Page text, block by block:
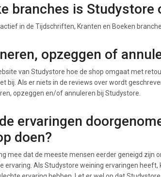
branches is Studystore
in de Tijdschriften, Kranten en Boeken branche.
opzeggen of
van Studystore hoe de shop omgaat met
bij. Als er niets in de reviews over wordt
opzeggen en/of annuleren bij Studystore.
ervaringen
doen?
mee dat de meeste mensen eerder geneigd zijn
ervaring. Als Studystore weining ervaringen